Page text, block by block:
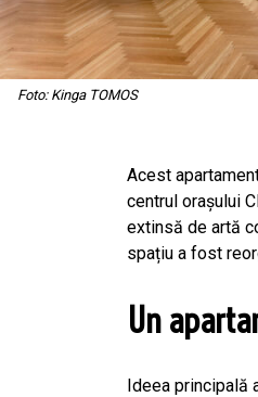
Foto: Kinga TOMOS
Acest
centrul orașului
extinsă de artă
spațiu a fost
Un
Ideea principală